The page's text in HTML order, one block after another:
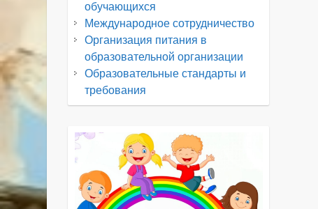
обучающихся
Международное сотрудничество
Организация питания в
образовательной организации
Образовательные стандарты и
требования